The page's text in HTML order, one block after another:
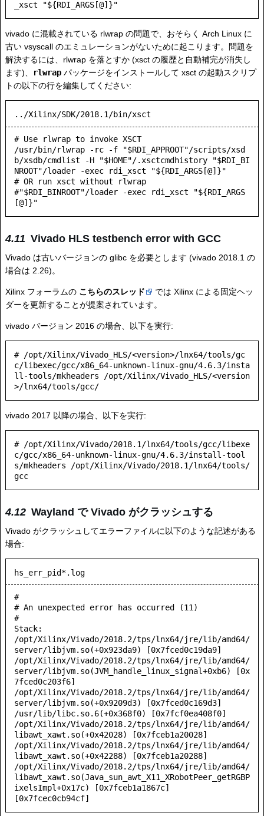
vivado に混載されている rlwrap の問題で、おそらく Arch Linux に
古い vsyscall のエミュレーションがないために起こります。問題を
解決するには、rlwrap を落とすか (xsct の履歴と自動補完が消失し
ます)、
rlwrap パッケージをインストールして xsct の起動スクリプ
トの以下の行を編集してください:
../Xilinx/SDK/2018.1/bin/xsct
# Use rlwrap to invoke XSCT
/usr/bin/rlwrap -rc -f "$RDI_APPROOT"/scripts/xsd
b/xsdb/cmdlist -H "$HOME"/.xsctcmdhistory "$RDI_BI
NROOT"/loader -exec rdi_xsct "${RDI_ARGS[@]}"
# OR run xsct without rlwrap
#"$RDI_BINROOT"/loader -exec rdi_xsct "${RDI_ARGS
[@]}"
Vivado HLS testbench error with GCC
Vivado は古いバージョンの glibc を必要とします (vivado 2018.1 の
場合は 2.26)。
Xilinx フォーラムの こちらのスレッド
では Xilinx による固定ヘッ
ダーを更新することが提案されています。
vivado バージョン 2016 の場合、以下を実行:
# /opt/Xilinx/Vivado_HLS/<version>/lnx64/tools/gc
c/libexec/gcc/x86_64-unknown-linux-gnu/4.6.3/insta
ll-tools/mkheaders /opt/Xilinx/Vivado_HLS/<version
vivado 2017 以降の場合、以下を実行:
# /opt/Xilinx/Vivado/2018.1/lnx64/tools/gcc/libexe
c/gcc/x86_64-unknown-linux-gnu/4.6.3/install-tool
s/mkheaders /opt/Xilinx/Vivado/2018.1/lnx64/tools/
Wayland で Vivado がクラッシュする
Vivado がクラッシュしてエラーファイルに以下のような記述がある
場合:
hs_err_pid*.log
#
# An unexpected error has occurred (11)
#
Stack:
/opt/Xilinx/Vivado/2018.2/tps/lnx64/jre/lib/amd64/
server/libjvm.so(+0x923da9) [0x7fced0c19da9]
/opt/Xilinx/Vivado/2018.2/tps/lnx64/jre/lib/amd64/
server/libjvm.so(JVM_handle_linux_signal+0xb6) [0x
7fced0c203f6]
/opt/Xilinx/Vivado/2018.2/tps/lnx64/jre/lib/amd64/
server/libjvm.so(+0x9209d3) [0x7fced0c169d3]
/usr/lib/libc.so.6(+0x368f0) [0x7fcf0ea408f0]
/opt/Xilinx/Vivado/2018.2/tps/lnx64/jre/lib/amd64/
libawt_xawt.so(+0x42028) [0x7fceb1a20028]
/opt/Xilinx/Vivado/2018.2/tps/lnx64/jre/lib/amd64/
libawt_xawt.so(+0x42288) [0x7fceb1a20288]
/opt/Xilinx/Vivado/2018.2/tps/lnx64/jre/lib/amd64/
libawt_xawt.so(Java_sun_awt_X11_XRobotPeer_getRGBP
ixelsImpl+0x17c) [0x7fceb1a1867c]
[0x7fcec0cb94cf]